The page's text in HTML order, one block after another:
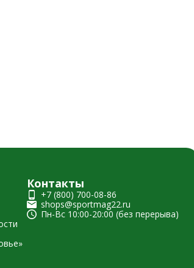
Контакты
+7 (800) 700-08-86
shops@sportmag22.ru
Пн-Вс 10:00-20:00 (без перерыва)